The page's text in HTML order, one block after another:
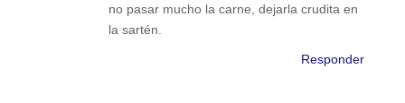
no pasar mucho la carne, dejarla crudita en
la sartén.
Responder